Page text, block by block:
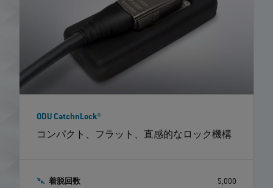
ODU CatchnLock®
コンパクト、フラット、直感的なロック機構
着脱回数 5,000